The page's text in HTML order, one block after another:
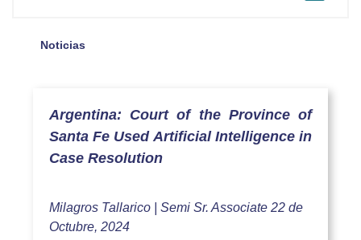
Noticias
Argentina: Court of the Province of
Santa Fe Used Artificial Intelligence in
Case Resolution
Milagros Tallarico | Semi Sr. Associate 22 de
Octubre, 2024